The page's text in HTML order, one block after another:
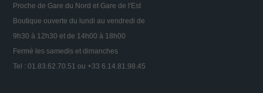
Proche de Gare du Nord et Gare de l'Est
Boutique ouverte du lundi au vendredi de
9h30 à 12h30 et de 14h00 à 18h00
Fermé les samedis et dimanches
Tel : 01.83.62.70.51 ou +33 6.14.81.98.45